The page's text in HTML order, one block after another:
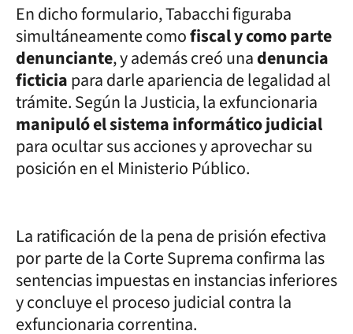
En dicho formulario, Tabacchi figuraba
simultáneamente comofiscal y como parte
denunciante, y además creó unadenuncia
ficticiapara darle apariencia de legalidad al
trámite. Según la Justicia, la exfuncionaria
manipuló el sistema informático judicial
para ocultar sus acciones y aprovechar su
posición en el Ministerio Público.
La ratificación de la pena de prisión efectiva
por parte de la Corte Suprema confirma las
sentencias impuestas en instancias inferiores
y concluye el proceso judicial contra la
exfuncionaria correntina.